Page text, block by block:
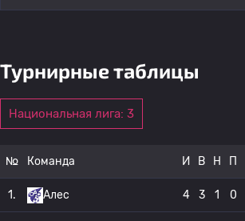
Турнирные таблицы
Национальная лига: 3
№ Команда И В Н П
1. Алес 4 3 1 0